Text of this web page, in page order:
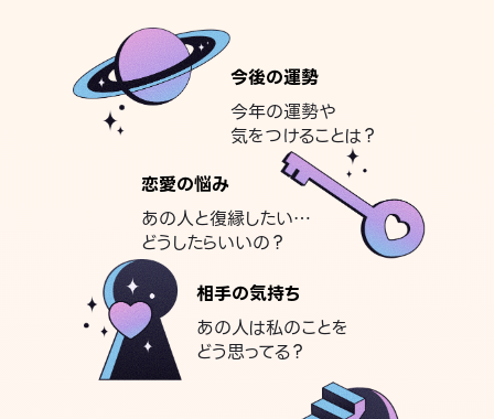
今後の運勢
今年の運勢や
気をつけることは？
恋愛の悩み
あの人と復縁したい…
どうしたらいいの？
相手の気持ち
あの人は私のことを
どう思ってる？